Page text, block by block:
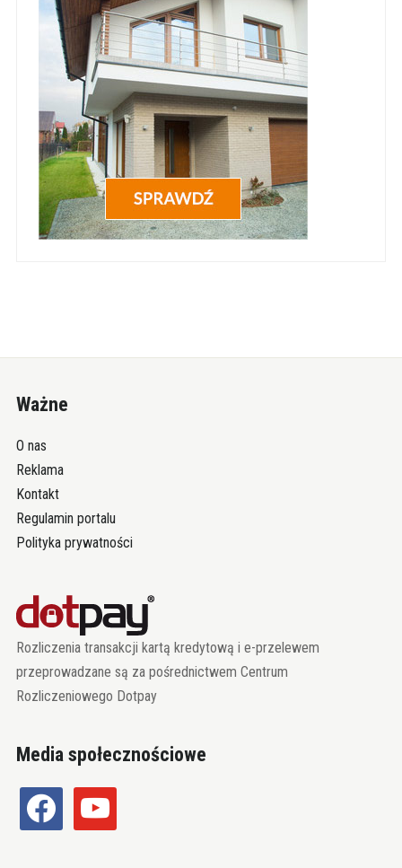
Ważne
O nas
Reklama
Kontakt
Regulamin portalu
Polityka prywatności
Rozliczenia transakcji kartą kredytową i e-przelewem
przeprowadzane są za pośrednictwem Centrum
Rozliczeniowego Dotpay
Media społecznościowe
facebook youtube